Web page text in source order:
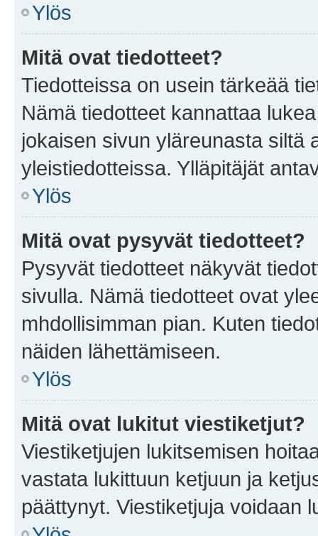
Ylös
Mitä ovat tiedotteet?
Tiedotteissa on usein tärkeää
Nämä tiedotteet kannattaa
jokaisen sivun yläreunasta siltä
yleistiedotteissa. Ylläpitäjät
Ylös
Mitä ovat pysyvät tiedotteet?
Pysyvät tiedotteet näkyvät
sivulla. Nämä tiedotteet ovat
mhdollisimman pian. Kuten
näiden lähettämiseen.
Ylös
Mitä ovat lukitut viestiketjut?
Viestiketjujen lukitsemisen
vastata lukittuun ketjuun ja
päättynyt. Viestiketjuja voidaan